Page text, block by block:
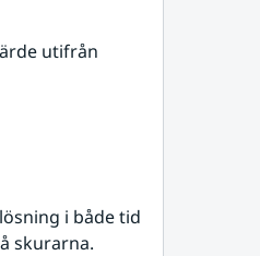
utifrån
i både tid
skurarna.